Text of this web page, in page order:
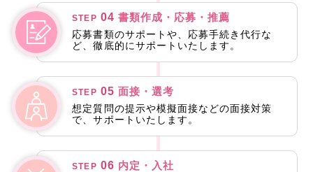
STEP 04 書類作成・応募・推薦
応募書類のサポートや、応募手続き代行な
ど、徹底的にサポートいたします。
STEP 05 面接・選考
想定質問の提示や模擬面接などの面接対策
で、サポートいたします。
STEP 06 内定・入社